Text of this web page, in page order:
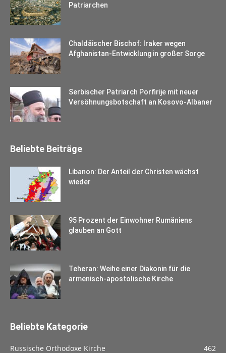
Patriarchen
Chaldäischer Bischof: Iraker wegen
Afghanistan-Entwicklung in großer Sorge
Serbischer Patriarch Porfirije mit neuer
Versöhnungsbotschaft an Kosovo-Albaner
Beliebte Beiträge
Libanon: Der Anteil der Christen wächst
wieder
95 Prozent der Einwohner Rumäniens
glauben an Gott
Teheran: Weihe einer Diakonin für die
armenisch-apostolische Kirche
Beliebte Kategorie
Russische Orthodoxe Kirche
462